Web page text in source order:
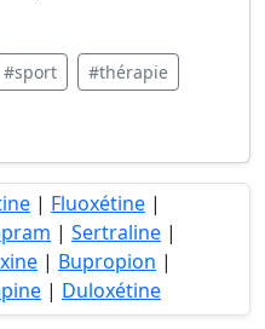
#sport #thérapie
| Fluoxétine |
| Sertraline |
| Bupropion |
| Duloxétine